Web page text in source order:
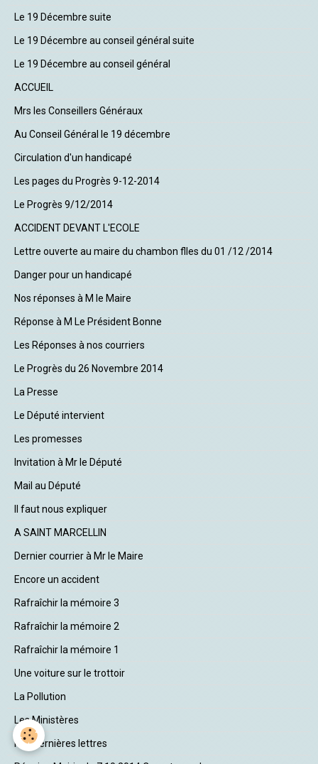
Le 19 Décembre suite
Le 19 Décembre au conseil général suite
Le 19 Décembre au conseil général
ACCUEIL
Mrs les Conseillers Généraux
Au Conseil Général le 19 décembre
Circulation d'un handicapé
Les pages du Progrès 9-12-2014
Le Progrès 9/12/2014
ACCIDENT DEVANT L'ECOLE
Lettre ouverte au maire du chambon flles du 01 /12 /2014
Danger pour un handicapé
Nos réponses à M le Maire
Réponse à M Le Président Bonne
Les Réponses à nos courriers
Le Progrès du 26 Novembre 2014
La Presse
Le Député intervient
Les promesses
Invitation à Mr le Député
Mail au Député
Il faut nous expliquer
A SAINT MARCELLIN
Dernier courrier à Mr le Maire
Encore un accident
Rafraîchir la mémoire 3
Rafraîchir la mémoire 2
Rafraîchir la mémoire 1
Une voiture sur le trottoir
La Pollution
Les Ministères
Nos dernières lettres